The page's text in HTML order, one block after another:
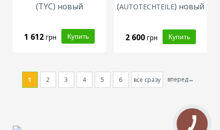
(TYC) новый
1 612грн
(AUTOTECHTEILE) новый
2 600 грн
1 2 3 4 5 6 все сразу вперед→